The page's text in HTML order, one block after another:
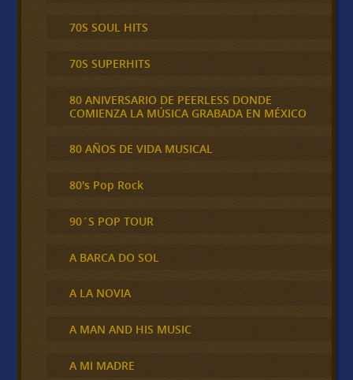
70S SOUL HITS
70S SUPERHITS
80 ANIVERSARIO DE PEERLESS DONDE
COMIENZA LA MÚSICA GRABADA EN MÉXICO
80 AÑOS DE VIDA MUSICAL
80's Pop Rock
90´S POP TOUR
A BARCA DO SOL
A LA NOVIA
A MAN AND HIS MUSIC
A MI MADRE